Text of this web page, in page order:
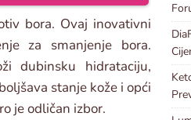
bora. Ovaj inovativni
za smanjenje bora.
dubinsku hidrataciju,
stanje kože i opći
je odličan izbor.